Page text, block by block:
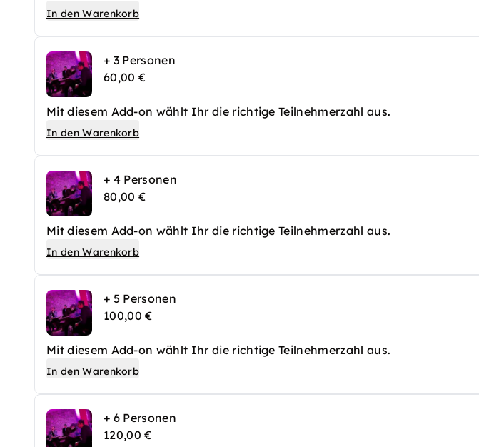
In den Warenkorb
+ 3 Personen
60,00 €
Mit diesem Add-on wählt Ihr die richtige Teilnehmerzahl aus.
In den Warenkorb
+ 4 Personen
80,00 €
Mit diesem Add-on wählt Ihr die richtige Teilnehmerzahl aus.
In den Warenkorb
+ 5 Personen
100,00 €
Mit diesem Add-on wählt Ihr die richtige Teilnehmerzahl aus.
In den Warenkorb
+ 6 Personen
120,00 €